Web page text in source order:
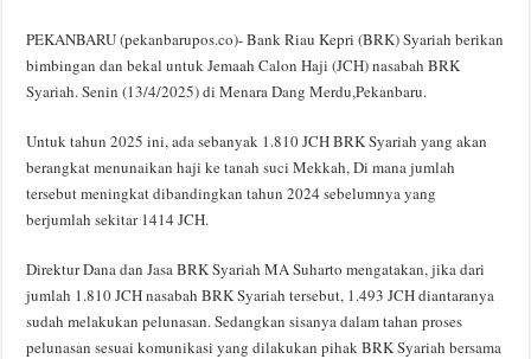
PEKANBARU (pekanbarupos.co)- Bank Riau Kepri (BRK) Syariah berikan
bimbingan dan bekal untuk Jemaah Calon Haji (JCH) nasabah BRK
Syariah. Senin (13/4/2025) di Menara Dang Merdu,Pekanbaru.
Untuk tahun 2025 ini, ada sebanyak 1.810 JCH BRK Syariah yang akan
berangkat menunaikan haji ke tanah suci Mekkah, Di mana jumlah
tersebut meningkat dibandingkan tahun 2024 sebelumnya yang
berjumlah sekitar 1414 JCH.
Direktur Dana dan Jasa BRK Syariah MA Suharto mengatakan, jika dari
jumlah 1.810 JCH nasabah BRK Syariah tersebut, 1.493 JCH diantaranya
sudah melakukan pelunasan. Sedangkan sisanya dalam tahan proses
pelunasan sesuai komunikasi yang dilakukan pihak BRK Syariah bersama